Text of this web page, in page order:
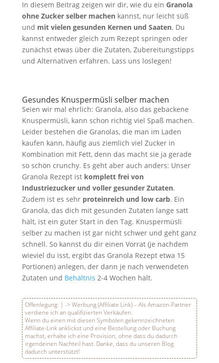
In diesem Beitrag zeigen wir dir, wie du ein Granola
ohne Zucker selber machenkannst, nur leicht süß
und mit vielen gesunden Kernen und Saaten. Du
kannst entweder gleich zum Rezept springen oder
zunächst etwas über die Zutaten, Zubereitungstipps
und Alternativen erfahren. Lass uns loslegen!
Gesundes Knuspermüsli selber machen
Seien wir mal ehrlich: Granola, also das gebackene
Knuspermüsli, kann schon richtig viel Spaß machen.
Leider bestehen die Granolas, die man im Laden
kaufen kann, häufig aus ziemlich viel Zucker in
Kombination mit Fett, denn das macht sie ja gerade
so schön crunchy. Es geht aber auch anders: Unser
Granola Rezept ist komplett frei von
Industriezucker und voller gesunder Zutaten.
Zudem ist es sehr proteinreich und low carb. Ein
Granola, das dich mit gesunden Zutaten lange satt
hält, ist ein guter Start in den Tag. Knuspermüsli
selber zu machen ist gar nicht schwer und geht ganz
schnell. So kannst du dir einen Vorrat (je nachdem
wieviel du isst, ergibt das Granola Rezept etwa 15
Portionen) anlegen, der dann je nach verwendeten
Zutaten und Behältnis 2-4 Wochen hält.
Offenlegung: | -> Werbung (Affiliate Link) – Als Amazon-Partner
verdiene ich an qualifizierten Verkäufen.
Wenn du einen mit diesen Symbolen gekennzeichneten
Affiliate-Link anklickst und eine Bestellung oder Buchung
machst, erhalte ich eine Provision, ohne dass du dadurch
irgendeinen Nachteil hast. Danke, dass du unseren Blog
dadurch unterstützt!